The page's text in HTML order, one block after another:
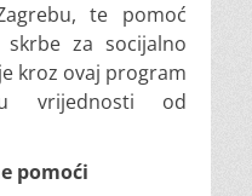
te pomoć
za socijalno
kroz ovaj program
vrijednosti od
pomoći